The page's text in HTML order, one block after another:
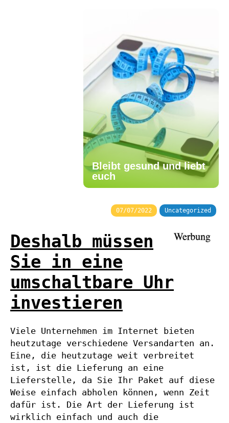
Bleibt gesund und liebt
euch
07/07/2022 Uncategorized
Deshalb müssen
Sie in eine
umschaltbare Uhr
investieren
Viele Unternehmen im Internet bieten
heutzutage verschiedene Versandarten an.
Eine, die heutzutage weit verbreitet
ist, ist die Lieferung an eine
Lieferstelle, da Sie Ihr Paket auf diese
Weise einfach abholen können, wenn Zeit
dafür ist. Die Art der Lieferung ist
wirklich einfach und auch die